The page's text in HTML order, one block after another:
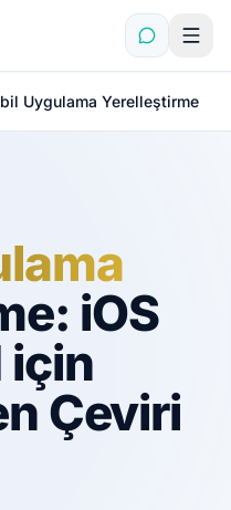
Uygulama Yerelleştirme
iOS
için
Çeviri